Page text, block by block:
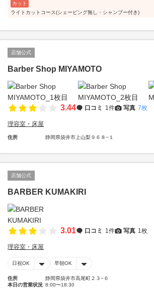
カット
ライトカットコース(シェービング無し・シャンプー付き)
店舗公式
Barber Shop MIYAMOTO
3.44 口コミ 1件 写真 7枚
理容室・床屋
住所 静岡県袋井市上山梨９６８−１
店舗公式
BARBER KUMAKIRI
3.01 口コミ 1件 写真 1枚
理容室・床屋
日祝OK 早朝OK
住所
静岡県袋井市高尾町２３−６
本日の営業状況 8:00〜18:30